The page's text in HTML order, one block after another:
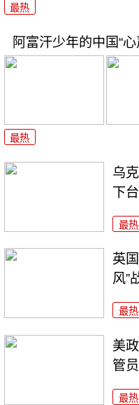
最热
阿富汗少年的中国“心
最热
乌
下台
最热
英
风”
最热
美
管
最热